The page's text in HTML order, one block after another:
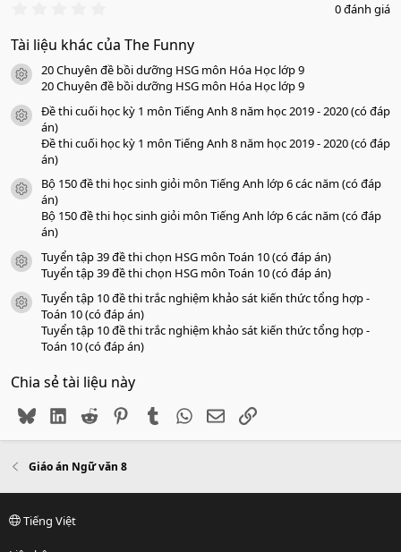
0
0
s
a
o
0 đánh giá
Tài liệu khác của The Funny
icon tài liệu
20 Chuyên đề bồi dưỡng HSG môn Hóa Học lớp 9
20 Chuyên đề bồi dưỡng HSG môn Hóa Học lớp 9
icon tài liệu
Đề thi cuối học kỳ 1 môn Tiếng Anh 8 năm học 2019 - 2020 (có đáp
án)
Đề thi cuối học kỳ 1 môn Tiếng Anh 8 năm học 2019 - 2020 (có đáp
án)
icon tài liệu
Bộ 150 đề thi học sinh giỏi môn Tiếng Anh lớp 6 các năm (có đáp
án)
Bộ 150 đề thi học sinh giỏi môn Tiếng Anh lớp 6 các năm (có đáp
án)
icon tài liệu
Tuyển tập 39 đề thi chọn HSG môn Toán 10 (có đáp án)
Tuyển tập 39 đề thi chọn HSG môn Toán 10 (có đáp án)
icon tài liệu
Tuyển tập 10 đề thi trắc nghiệm khảo sát kiến thức tổng hợp -
Toán 10 (có đáp án)
Tuyển tập 10 đề thi trắc nghiệm khảo sát kiến thức tổng hợp -
Toán 10 (có đáp án)
Chia sẻ tài liệu này
BlueskyLinkedIn
Reddit PinterestTumblr WhatsApp
EmailLink
Giáo án Ngữ văn 8
Tiếng Việt